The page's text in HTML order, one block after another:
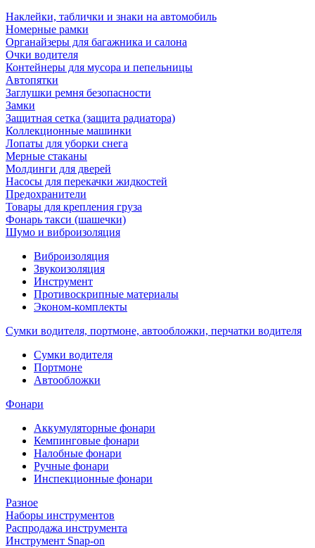
Наклейки, таблички и знаки на автомобиль
Номерные рамки
Органайзеры для багажника и салона
Очки водителя
Контейнеры для мусора и пепельницы
Автопятки
Заглушки ремня безопасности
Замки
Защитная сетка (защита радиатора)
Коллекционные машинки
Лопаты для уборки снега
Мерные стаканы
Молдинги для дверей
Насосы для перекачки жидкостей
Предохранители
Товары для крепления груза
Фонарь такси (шашечки)
Шумо и виброизоляция
Виброизоляция
Звукоизоляция
Инструмент
Противоскрипные материалы
Эконом-комплекты
Сумки водителя, портмоне, автообложки, перчатки водителя
Cумки водителя
Портмоне
Автообложки
Фонари
Аккумуляторные фонари
Кемпинговые фонари
Налобные фонари
Ручные фонари
Инспекционные фонари
Разное
Наборы инструментов
Распродажа инструмента
Инструмент Snap-on